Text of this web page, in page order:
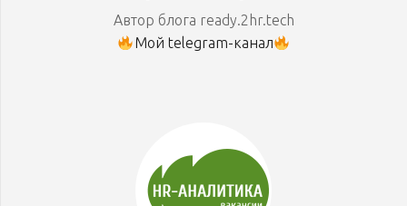
Автор блога ready.2hr.tech
Мой telegram-канал